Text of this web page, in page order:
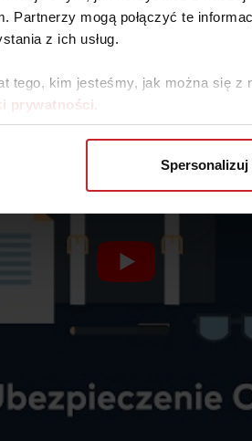
Partnerzy mogą połączyć te
z ich usług.
tego, kim jesteśmy, jak można się
prywatności
Spersonalizuj